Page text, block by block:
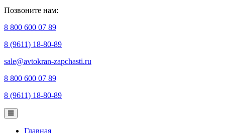
Позвоните нам:
8 800 600 07 89
8 (9611) 18-80-89
sale@avtokran-zapchasti.ru
8 800 600 07 89
8 (9611) 18-80-89
Главная